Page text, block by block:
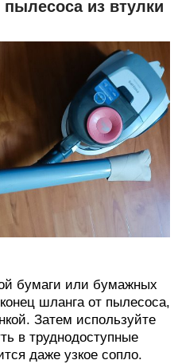
из втулки
бумаги или бумажных
шланга от пылесоса,
Затем используйте
в труднодоступные
даже узкое сопло.